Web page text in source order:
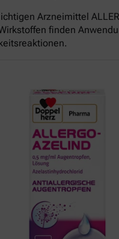
Arzneimittel
finden